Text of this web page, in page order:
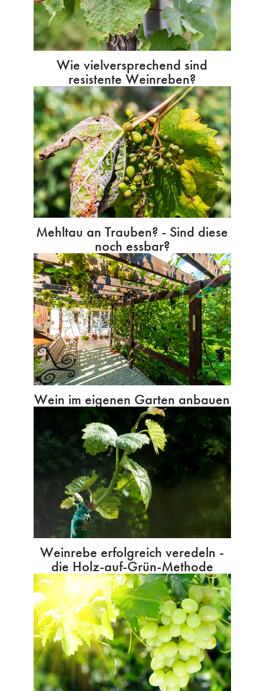
Wie vielversprechend sind
resistente Weinreben?
Mehltau an Trauben? - Sind diese
noch essbar?
Wein im eigenen Garten anbauen
Weinrebe erfolgreich veredeln -
die Holz-auf-Grün-Methode